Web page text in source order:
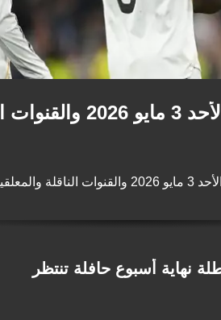
جدول مباريات اليوم الأحد 3 مايو
العربية
نهاية أسبوع حافلة تنتظر